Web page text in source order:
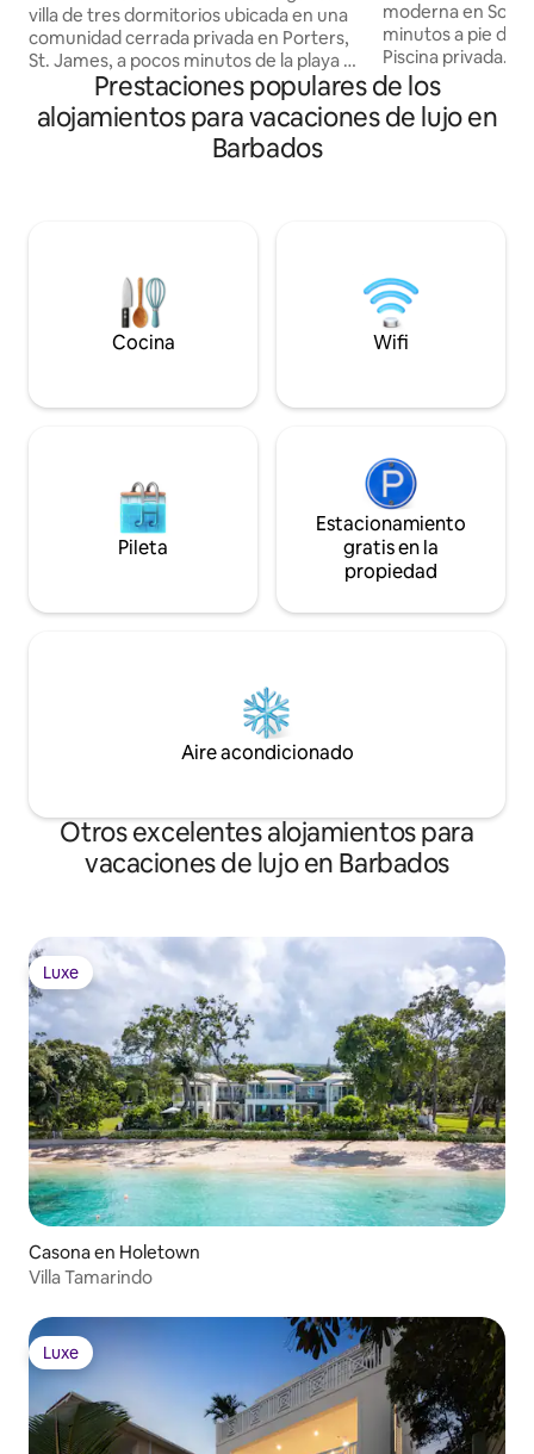
villa de tres dormitorios ubicada en una
comunidad cerrada privada en Porters,
St. James, a pocos minutos de la playa y
de Holetown, con piscina privada y
acceso al club de playa. Disfrute de una
sala de estar abierta con una transición
fluida entre el interior y el exterior hacia
huéspedes disfrutan de membresía en la
playa del Fairmont Royal Pavilion y de
acceso al Apes Hill Beach Club.
Holetown
moderna en
minutos a pie de
Piscina privada.
restaurantes y la
Holetown A ★ 7
relajado de Speightstown
transporte local
parejas y amigos
costero refinado.
Prestaciones populares de los
alojamientos para vacaciones de lujo en
Barbados
Cocina Wifi
Pileta
Estacionamiento
gratis en la
propiedad
Aire acondicionado
Otros excelentes alojamientos para
vacaciones de lujo en Barbados
Luxe
Luxe
Casona en Holetown
Villa Tamarindo
Luxe
Luxe